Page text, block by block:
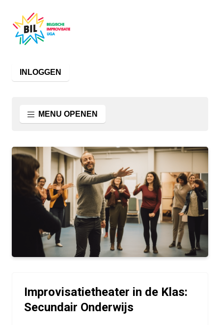
INLOGGEN
MENU OPENEN
Improvisatietheater in de Klas:
Secundair Onderwijs